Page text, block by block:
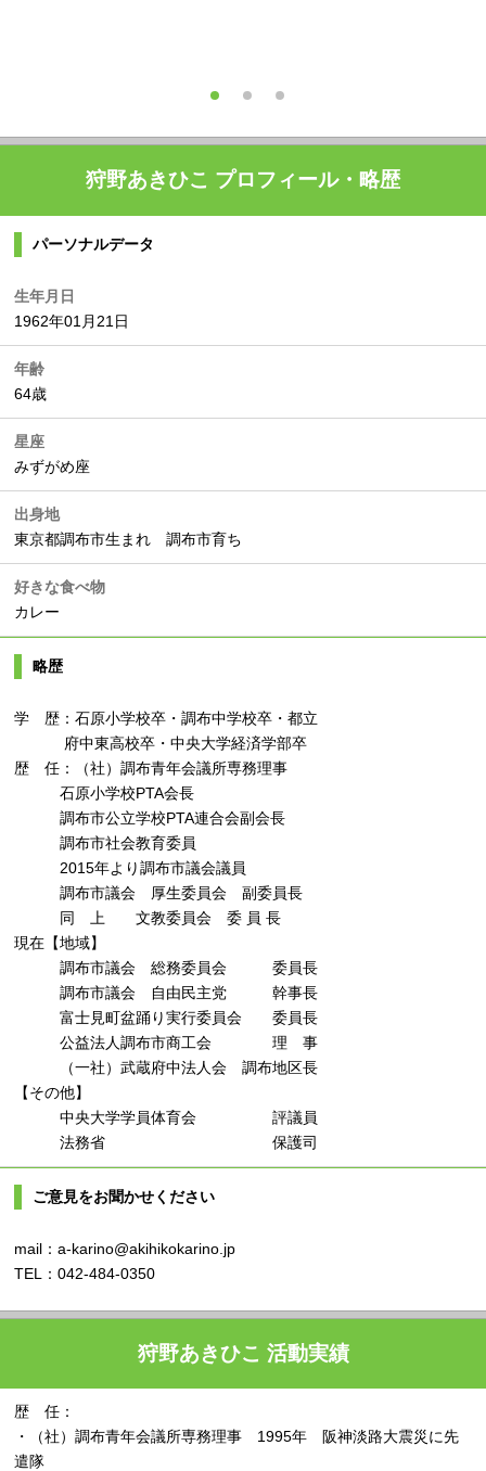
狩野あきひこ プロフィール・略歴
パーソナルデータ
生年月日
1962年01月21日
年齢
64歳
星座
みずがめ座
出身地
東京都調布市生まれ 調布市育ち
好きな食べ物
カレー
略歴
学 歴：石原小学校卒・調布中学校卒・都立
府中東高校卒・中央大学経済学部卒
歴 任：（社）調布青年会議所専務理事
石原小学校PTA会長
調布市公立学校PTA連合会副会長
調布市社会教育委員
2015年より調布市議会議員
調布市議会 厚生委員会 副委員長
同 上 文教委員会 委 員 長
現在【地域】
調布市議会 総務委員会 委員長
調布市議会 自由民主党 幹事長
富士見町盆踊り実行委員会 委員長
公益法人調布市商工会 理 事
（一社）武蔵府中法人会 調布地区長
【その他】
中央大学学員体育会 評議員
法務省 保護司
ご意見をお聞かせください
mail：a-karino@akihikokarino.jp
TEL：042-484-0350
狩野あきひこ 活動実績
歴 任：
・（社）調布青年会議所専務理事 1995年 阪神淡路大震災に先
遣隊